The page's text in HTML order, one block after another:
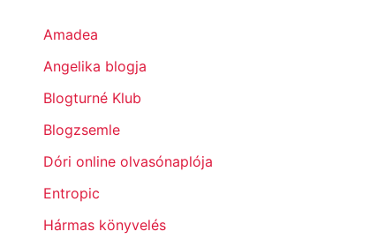
Amadea
Angelika blogja
Blogturné Klub
Blogzsemle
Dóri online olvasónaplója
Entropic
Hármas könyvelés